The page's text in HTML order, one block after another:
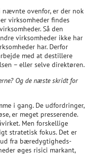
ovenfor, er der nok
virksomheder findes
Så den
virksomheder ikke har
har. Derfor
med at destillere
– eller selve direktøren.
Og de næste skridt for
i gang. De udfordringer,
er meget presserende.
Men forskellige
stratetisk fokus. Det er
fra bæredygtigheds-
øges risici markant,